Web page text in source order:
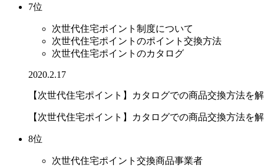
7位
次世代住宅ポイント制度について
次世代住宅ポイントのポイント交換方法
次世代住宅ポイントのカタログ
2020.2.17
【次世代住宅ポイント】カタログでの商品交換方法を
【次世代住宅ポイント】カタログでの商品交換方法を解
8位
次世代住宅ポイント交換商品事業者